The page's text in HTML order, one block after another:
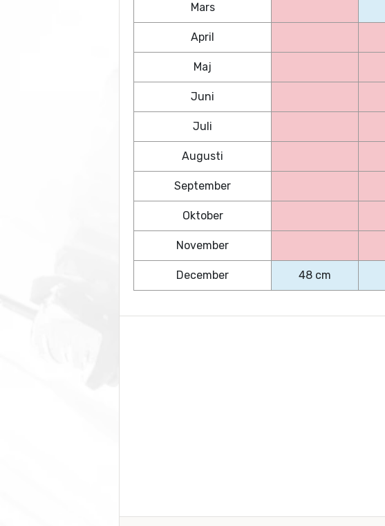
Mars
April
Maj
Juni
Juli
Augusti
September
Oktober
November
December 48 cm